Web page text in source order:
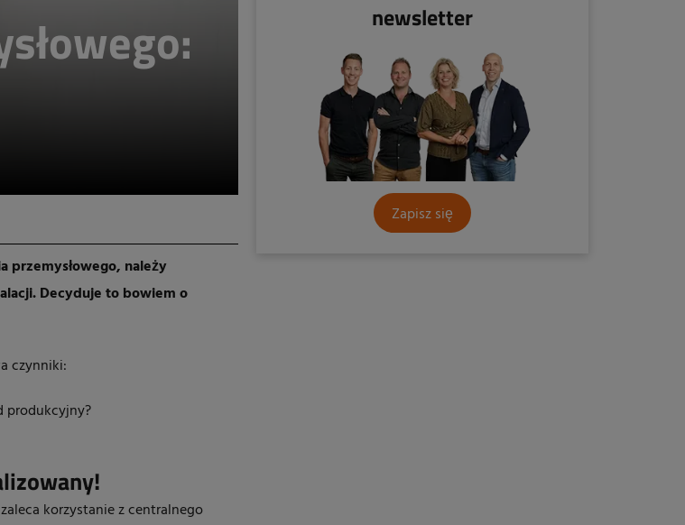
przemysłowego, należy
Decyduje to bowiem o
czynniki:
produkcyjny?
korzystanie z centralnego
newsletter
Zapisz się